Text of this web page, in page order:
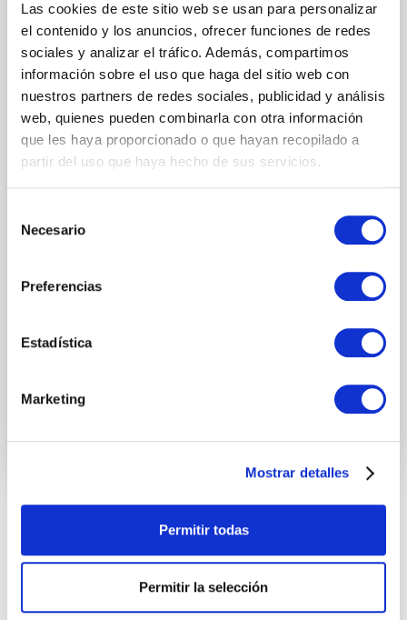
Las cookies de este sitio web se usan para personalizar
el contenido y los anuncios, ofrecer funciones de redes
sociales y analizar el tráfico. Además, compartimos
información sobre el uso que haga del sitio web con
nuestros partners de redes sociales, publicidad y análisis
web, quienes pueden combinarla con otra información
que les haya proporcionado o que hayan recopilado a
partir del uso que haya hecho de sus servicios.
Necesario
Preferencias
Estadística
Marketing
Mostrar detalles
Permitir todas
Permitir la selección
Mensaje
Madrid